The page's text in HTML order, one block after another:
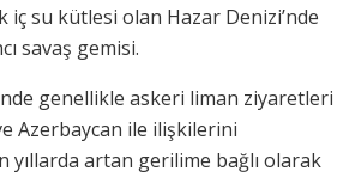
iç su kütlesi olan Hazar Denizi’nde
savaş gemisi.
genellikle askeri liman ziyaretleri
Azerbaycan ile ilişkilerini
yıllarda artan gerilime bağlı olarak